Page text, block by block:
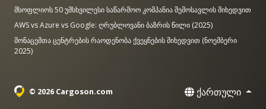
მსოფლიოს 50 უმსხვილესი საწარმოო კომპანია შემოსავლის მიხედვით
AWS vs Azure vs Google: ღრუბლოვანი ბაზრის წილი (2025)
მონაცემთა ცენტრების რაოდენობა ქვეყნების მიხედვით (ნოემბერი
2025)
© 2026 Cargoson.com ქართული